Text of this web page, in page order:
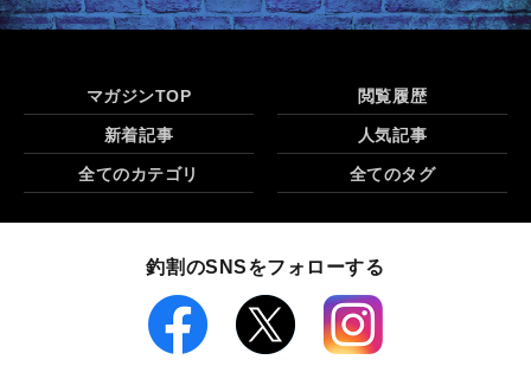
マガジンTOP 閲覧履歴
新着記事 人気記事
全てのカテゴリ 全てのタグ
釣割のSNSをフォローする